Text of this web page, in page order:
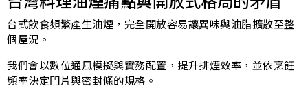
台式飲食頻繁產生油煙，完全開放容易讓異味與油脂擴散至整
個屋況。
我們會以數位通風模擬與實務配置，提升排煙效率，並依烹飪
頻率決定門片與密封條的規格。